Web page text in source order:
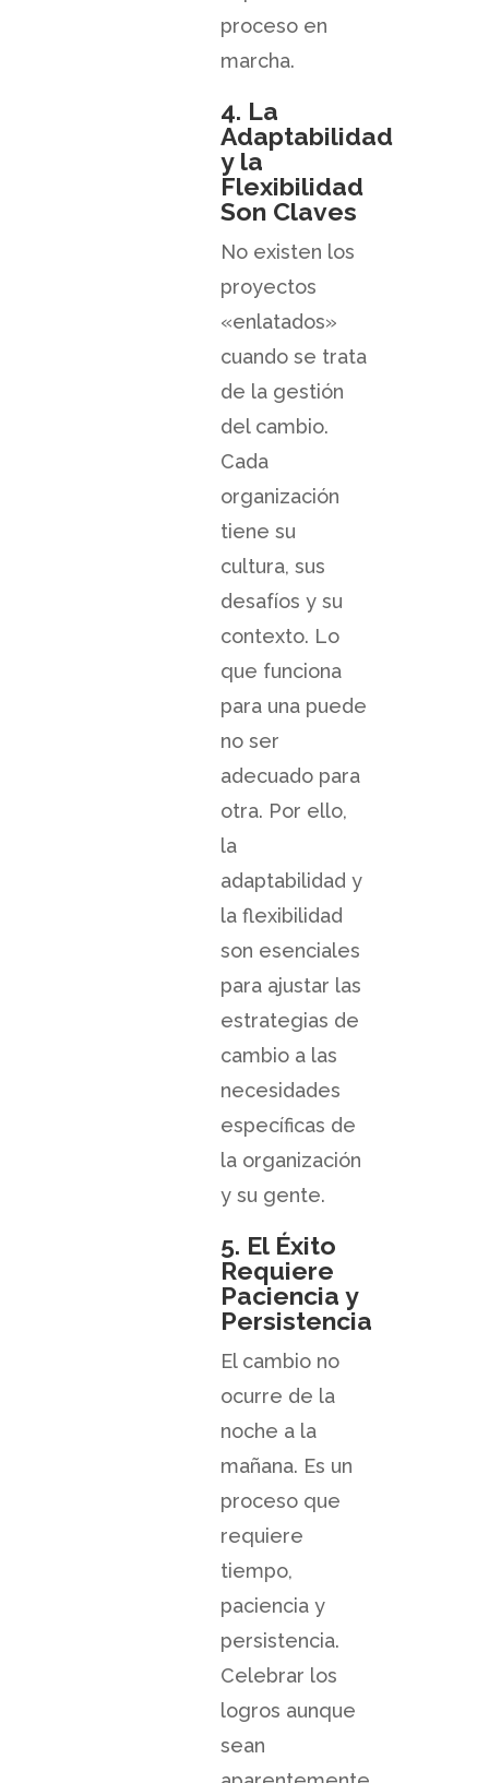
proceso en
marcha.
4. La
Adaptabilidad
y la
Flexibilidad
Son Claves
No existen los
proyectos
«enlatados»
cuando se trata
de la gestión
del cambio.
Cada
organización
tiene su
cultura, sus
desafíos y su
contexto. Lo
que funciona
para una puede
no ser
adecuado para
otra. Por ello,
la
adaptabilidad y
la flexibilidad
son esenciales
para ajustar las
estrategias de
cambio a las
necesidades
específicas de
la organización
y su gente.
5. El Éxito
Requiere
Paciencia y
Persistencia
El cambio no
ocurre de la
noche a la
mañana. Es un
proceso que
requiere
tiempo,
paciencia y
persistencia.
Celebrar los
logros aunque
sean